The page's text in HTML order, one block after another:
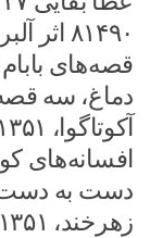
۸۱۴۹۰ اثر آلبر شمبون ۱۳۴۴
قصه‌های بابام
دماغ، سه
آکوتاگوا، ۱۳۵۱
افسانه‌های
دست به دست
زهرخند، ۱۳۵۱